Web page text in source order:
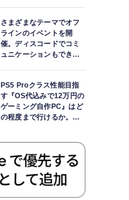
さまざまなテーマでオフ
ラインのイベントを開
催。ディスコードでコミ
ュニケーションもできま
PS5 Proクラス性能目指
す『OS代込みで12万円の
ゲーミング自作PC』はど
の程度まで行けるか。